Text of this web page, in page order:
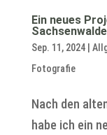
Ein neues
Sep. 11, 2024|
Fotografie
Nach den
habe ich ein